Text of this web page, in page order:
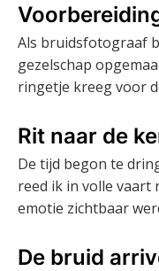
Als bruidsfotograaf
gezelschap
ringetje kreeg voor
Rit naar de
De tijd begon te
reed ik in volle vaart
emotie zichtbaar
De bruid